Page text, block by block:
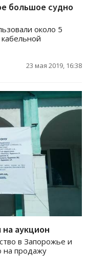
большое судно
около 5
23 мая 2019, 16:38
аукцион
в Запорожье и
на продажу